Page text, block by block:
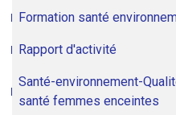
Formation santé
Rapport d'activité
Santé-environnement-
santé femmes enceintes